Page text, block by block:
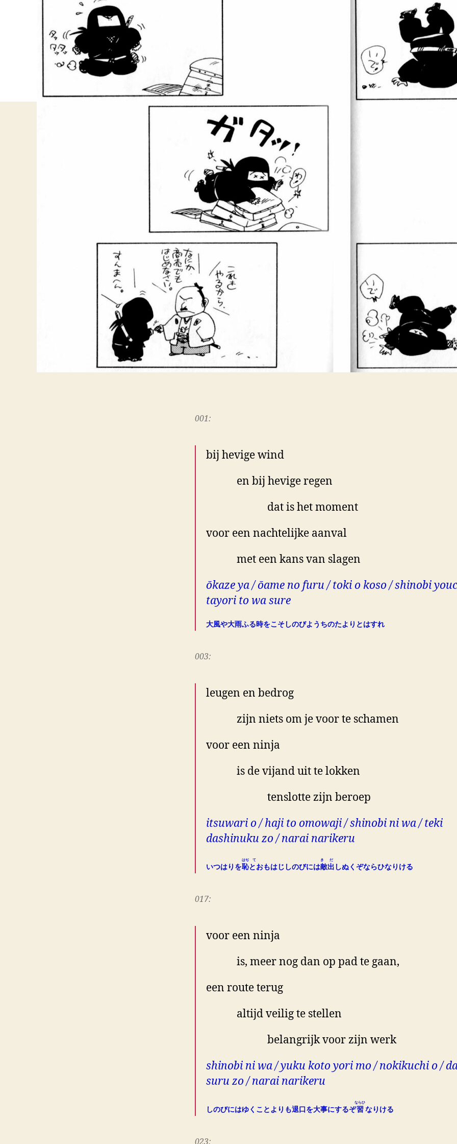
001:
bij hevige wind
en bij hevige regen
dat is het moment
voor een nachtelijke aanval
met een kans van slagen
ōkaze ya / ōame no furu / toki o koso / shinobi
tayori to wa sure
大風や大雨ふる時をこそしのびようちのたよりとはすれ
003:
leugen en bedrog
zijn niets om je voor te schamen
voor een ninja
is de vijand uit te lokken
tenslotte zijn beroep
itsuwari o / haji to omowaji / shinobi ni wa / teki
dashinuku zo / narai narikeru
いつはりを恥
はぢ
とおもはじしのびには敵
てき
出
だ
しぬくぞならひなりける
017:
voor een ninja
is, meer nog dan op pad te gaan,
een route terug
altijd veilig te stellen
belangrijk voor zijn werk
shinobi ni wa / yuku koto yori mo / nokikuchi o /
suru zo / narai narikeru
しのびにはゆくことよりも退口を大事にするぞ習
ならひ
なりける
023: